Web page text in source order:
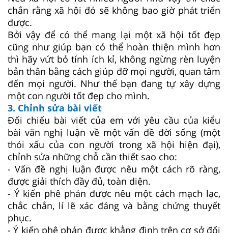
chắn rằng xã hội đó sẽ không bao giờ phát triển
được.
Bởi vậy để có thể mang lại một xã hội tốt đẹp
cũng như giúp bạn có thể hoàn thiện mình hơn
thì hãy vứt bỏ tính ích kỉ, không ngừng rèn luyện
bản thân bằng cách giúp đỡ mọi người, quan tâm
đến mọi người. Như thế bạn đang tự xây dựng
một con người tốt đẹp cho mình.
3. Chỉnh sửa bài viết
Đối chiếu bài viết của em với yêu cầu của kiểu
bài văn nghị luận về một vấn đề đời sống (một
thói xấu của con người trong xã hội hiện đại),
chỉnh sửa những chỗ cần thiết sao cho:
- Vấn đề nghị luận được nêu một cách rõ ràng,
được giải thích đầy đủ, toàn diện.
- Ý kiến phê phán được nêu một cách mạch lạc,
chắc chắn, lí lẽ xác đáng và bằng chứng thuyết
phục.
- Ý kiến phê phán được khẳng định trên cơ sở đối